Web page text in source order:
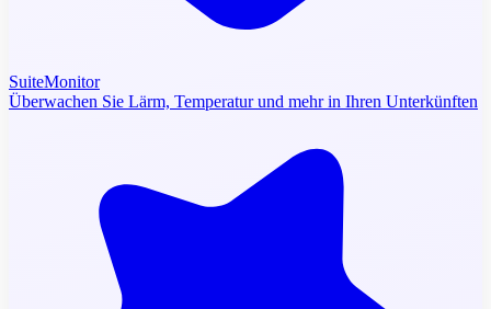
SuiteMonitor
Überwachen Sie Lärm, Temperatur und mehr in Ihren Unterkünften